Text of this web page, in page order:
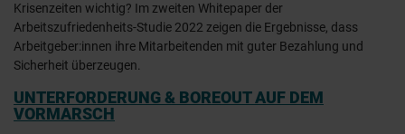
Krisenzeiten wichtig? Im zweiten Whitepaper der
Arbeitszufriedenheits-Studie 2022 zeigen die Ergebnisse, dass
Arbeitgeber:innen ihre Mitarbeitenden mit guter Bezahlung und
Sicherheit überzeugen.
UNTERFORDERUNG & BOREOUT AUF DEM
VORMARSCH